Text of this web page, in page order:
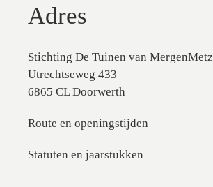
Adres
Stichting De Tuinen van MergenMetz
Utrechtseweg 433
6865 CL Doorwerth
Route en openingstijden
Statuten en jaarstukken